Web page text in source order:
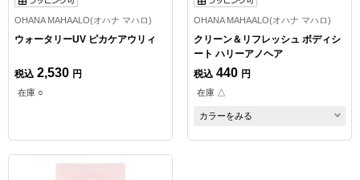
OHANA MAHAALO(オハナ マハロ)
ウォータリーUV ピカケアウリィ
税込 2,530 円
在庫 ○
OHANA MAHAALO(オハナ マハロ)
クリーン＆リフレッシュ ボディシ
ート ハリーアノヘア
税込 440 円
在庫 △
カラーをみる